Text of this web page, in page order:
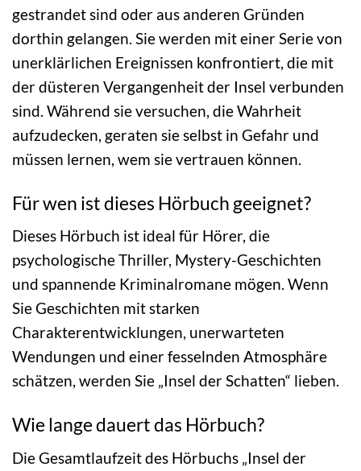
gestrandet sind oder aus anderen Gründen
dorthin gelangen. Sie werden mit einer Serie von
unerklärlichen Ereignissen konfrontiert, die mit
der düsteren Vergangenheit der Insel verbunden
sind. Während sie versuchen, die Wahrheit
aufzudecken, geraten sie selbst in Gefahr und
müssen lernen, wem sie vertrauen können.
Für wen ist dieses Hörbuch geeignet?
Dieses Hörbuch ist ideal für Hörer, die
psychologische Thriller, Mystery-Geschichten
und spannende Kriminalromane mögen. Wenn
Sie Geschichten mit starken
Charakterentwicklungen, unerwarteten
Wendungen und einer fesselnden Atmosphäre
schätzen, werden Sie „Insel der Schatten“ lieben.
Wie lange dauert das Hörbuch?
Die Gesamtlaufzeit des Hörbuchs „Insel der